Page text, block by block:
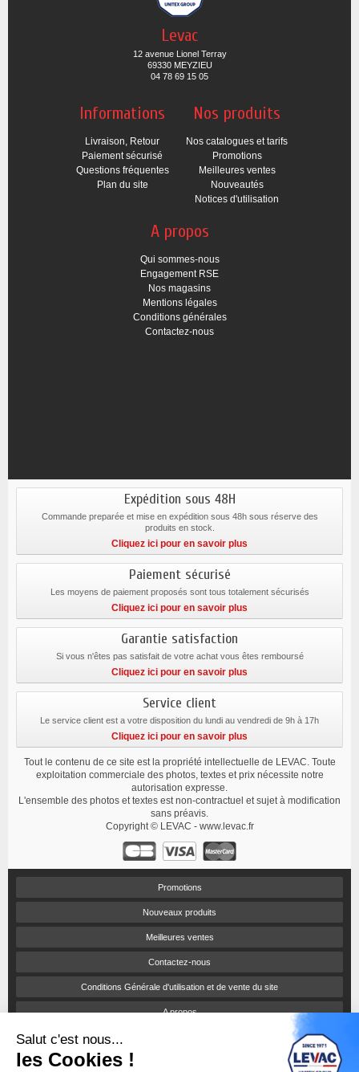
Levac
12 avenue Lionel Terray
69330 MEYZIEU
04 78 69 15 05
Informations
Livraison, Retour
Paiement sécurisé
Questions fréquentes
Plan du site
Nos produits
Nos catalogues et tarifs
Promotions
Meilleures ventes
Nouveautés
Notices d'utilisation
A propos
Qui sommes-nous
Engagement RSE
Nos magasins
Mentions légales
Conditions générales
Contactez-nous
Expédition sous 48H
Commande preparée et mise en expédition sous 48h sous réserve des
produits en stock.
Cliquez ici pour en savoir plus
Paiement sécurisé
Les moyens de paiement proposés sont tous totalement sécurisés
Cliquez ici pour en savoir plus
Garantie satisfaction
Si vous n'êtes pas satisfait de votre achat vous êtes remboursé
Cliquez ici pour en savoir plus
Service client
Le service client est a votre disposition du lundi au vendredi de 9h à 17h
Cliquez ici pour en savoir plus
Tout le contenu de ce site est la propriété intellectuelle de LEVAC. Toute
exploitation commerciale des photos, textes et prix nécessite notre
autorisation expresse.
L'ensemble des photos et textes est non-contractuel et sujet à modification
sans préavis.
Copyright © LEVAC - www.levac.fr
Promotions
Nouveaux produits
Meilleures ventes
Contactez-nous
Conditions Générale d'utilisation et de vente du site
A propos
Politique de confidentialité
Salut c'est nous...
les Cookies !